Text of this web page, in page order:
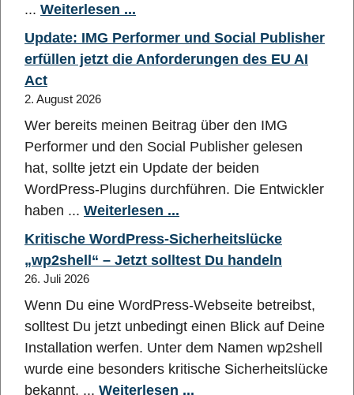
... Weiterlesen ...
Update: IMG Performer und Social Publisher
erfüllen jetzt die Anforderungen des EU AI
Act
2. August 2026
Wer bereits meinen Beitrag über den IMG
Performer und den Social Publisher gelesen
hat, sollte jetzt ein Update der beiden
WordPress-Plugins durchführen. Die Entwickler
haben ... Weiterlesen ...
Kritische WordPress-Sicherheitslücke
„wp2shell“ – Jetzt solltest Du handeln
26. Juli 2026
Wenn Du eine WordPress-Webseite betreibst,
solltest Du jetzt unbedingt einen Blick auf Deine
Installation werfen. Unter dem Namen wp2shell
wurde eine besonders kritische Sicherheitslücke
bekannt, ... Weiterlesen ...